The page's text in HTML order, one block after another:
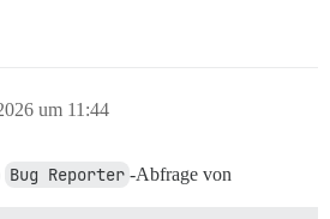
um 11:44
Bug Reporter -Abfrage von